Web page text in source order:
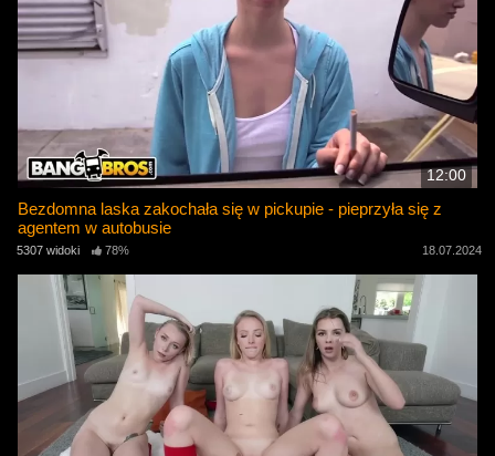
12:00
Bezdomna laska zakochała się w pickupie - pieprzyła się z
agentem w autobusie
5307 widoki 78% 18.07.2024